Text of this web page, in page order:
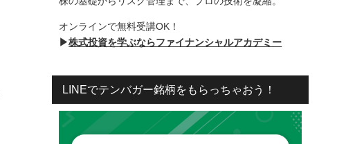
オンラインで無料受講OK！
▶株式投資を学ぶならファイナンシャルアカデミー
LINEでテンバガー銘柄をもらっちゃおう！